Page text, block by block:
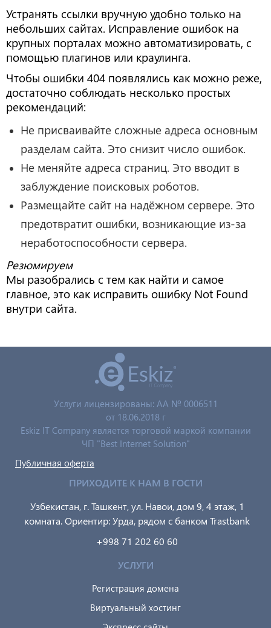
Устранять ссылки вручную удобно только на
небольших сайтах. Исправление ошибок на
крупных порталах можно автоматизировать, с
помощью плагинов или краулинга.
Чтобы ошибки 404 появлялись как можно реже,
достаточно соблюдать несколько простых
рекомендаций:
Не присваивайте сложные адреса основным
разделам сайта. Это снизит число ошибок.
Не меняйте адреса страниц. Это вводит в
заблуждение поисковых роботов.
Размещайте сайт на надёжном сервере. Это
предотвратит ошибки, возникающие из-за
неработоспособности сервера.
Резюмируем
Мы разобрались с тем как найти и самое
главное, это как исправить ошибку Not Found
внутри сайта.
Услуги лицензированы: AA № 0006511
от 18.06.2018 г
Eskiz IT Company является торговой маркой компании
ЧП "Best Internet Solution"
Публичная оферта
ПРИХОДИТЕ К НАМ В ГОСТИ
Узбекистан, г. Ташкент, ул. Навои, дом 9, 4 этаж, 1
комната. Ориентир: Урда, рядом с банком Trastbank
+998 71 202 60 60
УСЛУГИ
Регистрация домена
Виртуальный хостинг